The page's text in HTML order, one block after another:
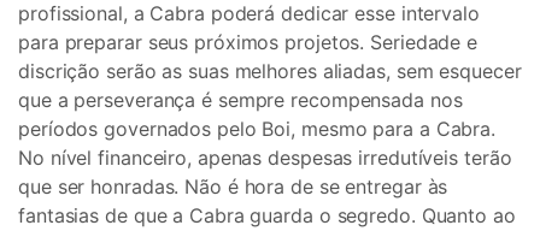
profissional, a Cabra poderá dedicar esse intervalo
para preparar seus próximos projetos. Seriedade e
discrição serão as suas melhores aliadas, sem esquecer
que a perseverança é sempre recompensada nos
períodos governados pelo Boi, mesmo para a Cabra.
No nível financeiro, apenas despesas irredutíveis terão
que ser honradas. Não é hora de se entregar às
fantasias de que a Cabra guarda o segredo. Quanto ao